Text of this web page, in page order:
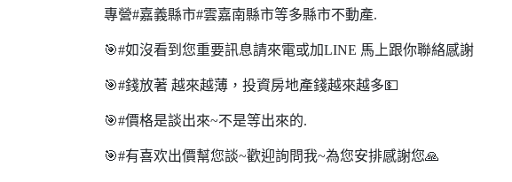
專營#嘉義縣市#雲嘉南縣市等多縣市不動產.
🎯#如沒看到您重要訊息請來電或加LINE 馬上跟你聯絡感謝
🎯#錢放著 越來越薄，投資房地產錢越來越多💵
🎯#價格是談出來~不是等出來的.
🎯#有喜欢出價幫您談~歡迎詢問我~為您安排感謝您🙏